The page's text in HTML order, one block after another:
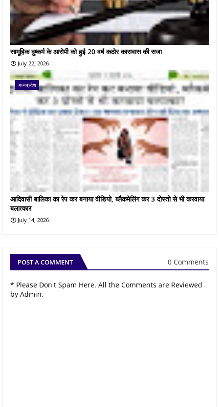
सामूहिक दुष्कर्म के आरोपी को हुई 20 वर्ष कठोर कारावास की सजा
July 22, 2026
मध्यप्रदेश
आदिवासी बालिका का रेप कर बनाया वीडियो, ब्लैकमेलिंग कर 3 दोस्तो से भी करवाया
बलात्कार
July 14, 2026
POST A COMMENT 0 Comments
* Please Don't Spam Here. All the Comments are Reviewed
by Admin.